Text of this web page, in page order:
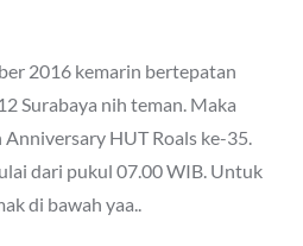
2016 kemarin bertepatan
Surabaya nih teman. Maka
HUT Roals ke-35.
dari pukul 07.00 WIB. Untuk
di bawah yaa..